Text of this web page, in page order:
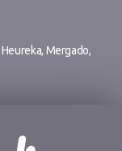
Heureka, Mergado,